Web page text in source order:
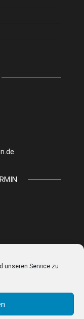
unseren Service zu